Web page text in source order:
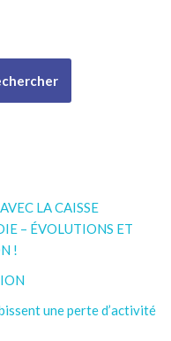
LA CAISSE
– ÉVOLUTIONS ET
!
une perte d’activité